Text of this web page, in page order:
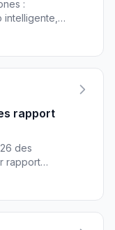
:
les meilleurs
expérience
rapport
des
rapport